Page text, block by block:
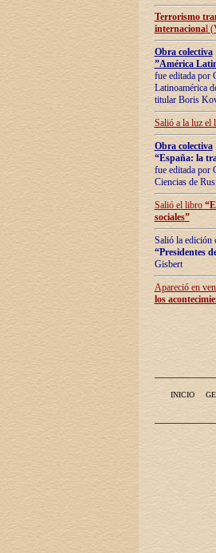
Terrorismo
internacional
Obra colectiva
”América
fue editada por
Latinoamérica
titular Boris
Salió a la luz el
Obra colectiva
“España: la
fue editada por
Ciencias de
Salió el libro “
sociales”
Salió la edición
“Presidentes
Gisbert
Apareció en
los
INICIO